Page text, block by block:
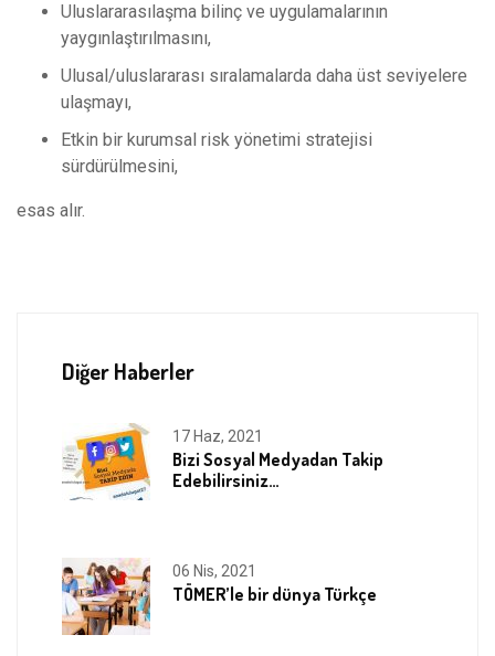
Uluslararasılaşma bilinç ve uygulamalarının
yaygınlaştırılmasını,
Ulusal/uluslararası sıralamalarda daha üst seviyelere
ulaşmayı,
Etkin bir kurumsal risk yönetimi stratejisi
sürdürülmesini,
esas alır.
Diğer Haberler
17 Haz, 2021
Bizi Sosyal Medyadan Takip
Edebilirsiniz…
06 Nis, 2021
TÖMER’le bir dünya Türkçe